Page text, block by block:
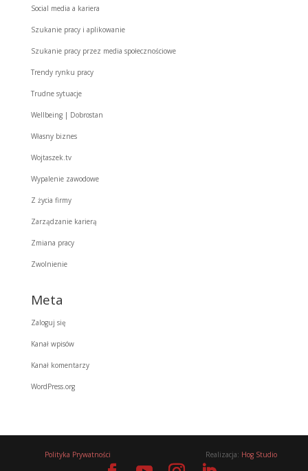
Social media a kariera
Szukanie pracy i aplikowanie
Szukanie pracy przez media społecznościowe
Trendy rynku pracy
Trudne sytuacje
Wellbeing | Dobrostan
Własny biznes
Wojtaszek.tv
Wypalenie zawodowe
Z życia firmy
Zarządzanie karierą
Zmiana pracy
Zwolnienie
Meta
Zaloguj się
Kanał wpisów
Kanał komentarzy
WordPress.org
Polityka Prywatności Realizacja: Hog Studio